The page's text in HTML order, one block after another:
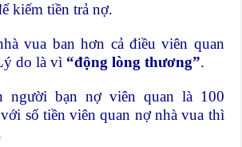
kiếm tiền trả nợ.
vua ban hơn cả điều viên quan
do là vì “động lòng thương”.
người bạn nợ viên quan là 100
số tiền viên quan nợ nhà vua thì